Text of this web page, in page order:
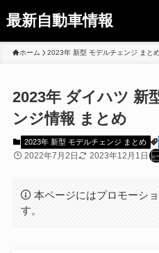
最新自動車情報
ホーム 2023年 新型 モデルチェンジ まと
2023年 ダイハツ 新
ンジ情報 まとめ
2023年 新型 モデルチェンジ まとめ
2022年7月2日 2023年12月1日
本ページにはプロモーシ
す。